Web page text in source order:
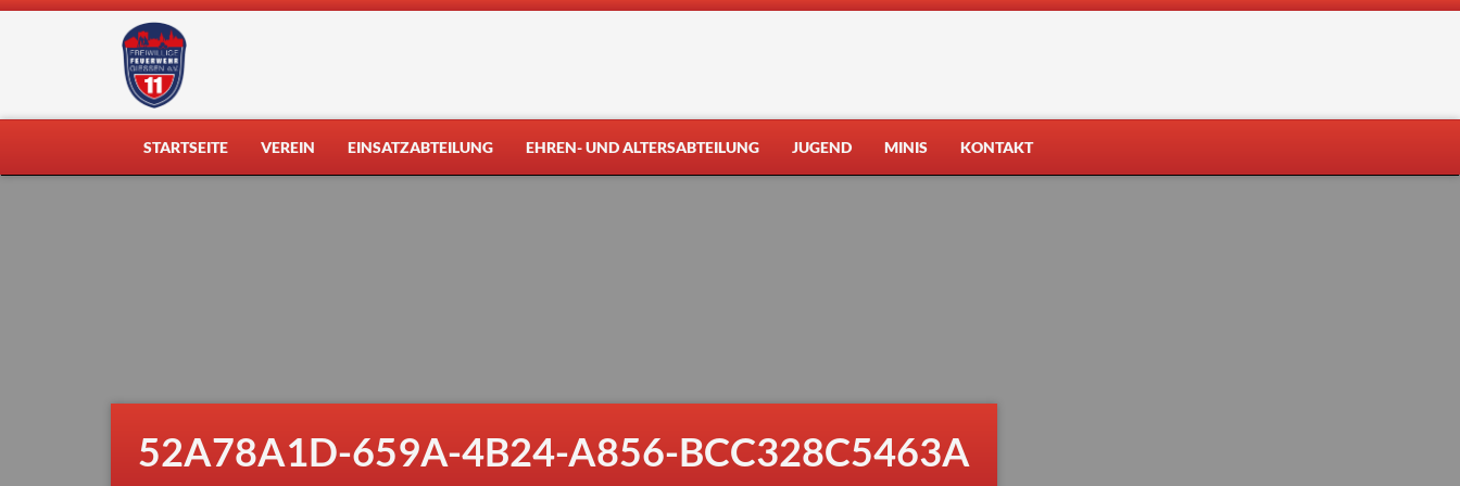
Skip
STARTSEITE VEREIN EINSATZABTEILUNG EHREN- UND ALTERSABTEILUNG JUGEND MINIS KONTAKT
52A78A1D-659A-4B24-A856-BCC328C5463A